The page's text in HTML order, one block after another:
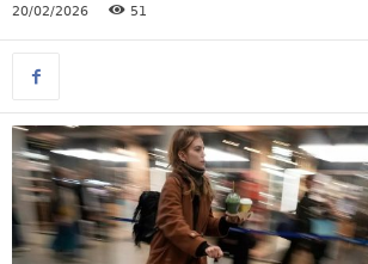
20/02/2026 51